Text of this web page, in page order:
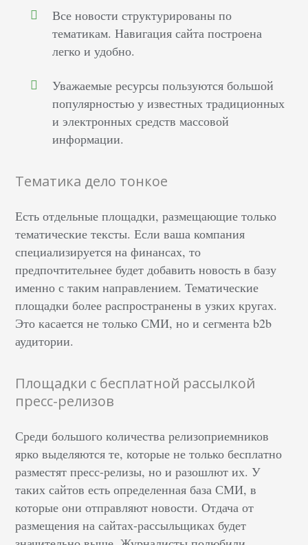
Все новости структурированы по
тематикам. Навигация сайта построена
легко и удобно.
Уважаемые ресурсы пользуются большой
популярностью у известных традиционных
и электронных средств массовой
информации.
Тематика дело тонкое
Есть отдельные площадки, размещающие только
тематические тексты. Если ваша компания
специализируется на финансах, то
предпочтительнее будет добавить новость в базу
именно с таким направлением. Тематические
площадки более распространены в узких кругах.
Это касается не только СМИ, но и сегмента b2b
аудитории.
Площадки с бесплатной рассылкой
пресс-релизов
Среди большого количества релизоприемников
ярко выделяются те, которые не только бесплатно
разместят пресс-релизы, но и разошлют их. У
таких сайтов есть определенная база СМИ, в
которые они отправляют новости. Отдача от
размещения на сайтах-рассыльщиках будет